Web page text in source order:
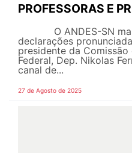
PROFESSORAS E
O ANDES-SN
declarações
presidente da
Federal, Dep. Nikolas
canal de...
27 de Agosto de 2025